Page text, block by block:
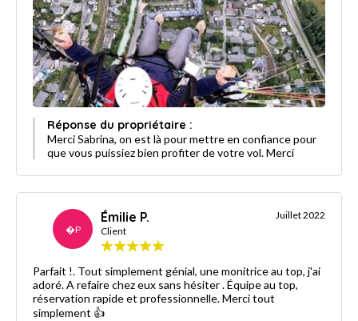
Réponse du propriétaire :
Merci Sabrina, on est là pour mettre en confiance pour
que vous puissiez bien profiter de votre vol. Merci
�P
Émilie P.
Client
Juillet 2022
Parfait !. Tout simplement génial, une monitrice au top, j'ai
adoré. A refaire chez eux sans hésiter . Équipe au top,
réservation rapide et professionnelle. Merci tout
simplement 👍